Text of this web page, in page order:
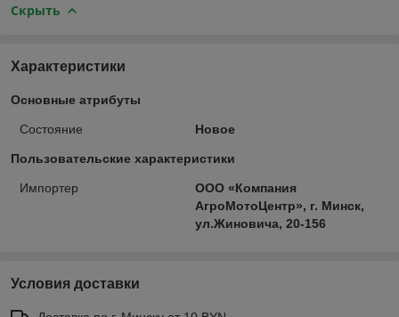
Скрыть
Характеристики
Основные атрибуты
Состояние Новое
Пользовательские характеристики
Импортер
ООО «Компания
АгроМотоЦентр», г. Минск,
ул.Жиновича, 20-156
Условия доставки